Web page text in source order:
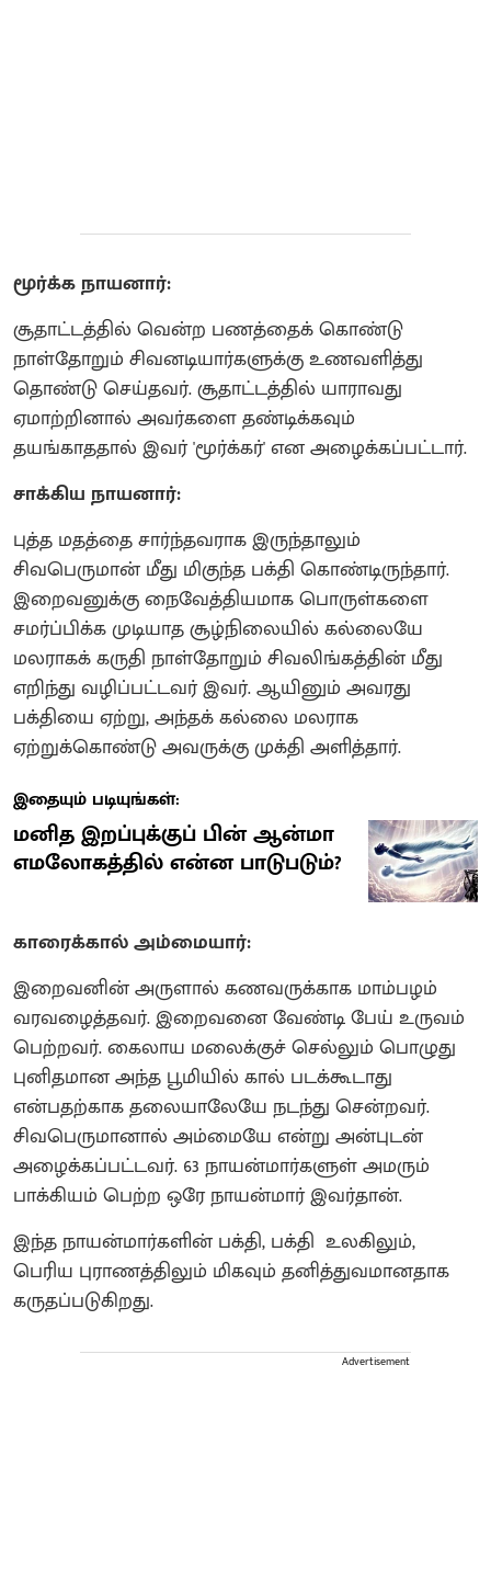
மூர்க்க நாயனார்:
சூதாட்டத்தில் வென்ற பணத்தைக் கொண்டு
நாள்தோறும் சிவனடியார்களுக்கு உணவளித்து
தொண்டு செய்தவர். சூதாட்டத்தில் யாராவது
ஏமாற்றினால் அவர்களை தண்டிக்கவும்
தயங்காததால் இவர் 'மூர்க்கர்' என அழைக்கப்பட்டார்.
சாக்கிய நாயனார்:
புத்த மதத்தை சார்ந்தவராக இருந்தாலும்
சிவபெருமான் மீது மிகுந்த பக்தி கொண்டிருந்தார்.
இறைவனுக்கு நைவேத்தியமாக பொருள்களை
சமர்ப்பிக்க முடியாத சூழ்நிலையில் கல்லையே
மலராகக் கருதி நாள்தோறும் சிவலிங்கத்தின் மீது
எறிந்து வழிப்பட்டவர் இவர். ஆயினும் அவரது
பக்தியை ஏற்று, அந்தக் கல்லை மலராக
ஏற்றுக்கொண்டு அவருக்கு முக்தி அளித்தார்.
இதையும் படியுங்கள்:
மனித இறப்புக்குப் பின் ஆன்மா
எமலோகத்தில் என்ன பாடுபடும்?
காரைக்கால் அம்மையார்:
இறைவனின் அருளால் கணவருக்காக மாம்பழம்
வரவழைத்தவர். இறைவனை வேண்டி பேய் உருவம்
பெற்றவர். கைலாய மலைக்குச் செல்லும் பொழுது
புனிதமான அந்த பூமியில் கால் படக்கூடாது
என்பதற்காக தலையாலேயே நடந்து சென்றவர்.
சிவபெருமானால் அம்மையே என்று அன்புடன்
அழைக்கப்பட்டவர். 63 நாயன்மார்களுள் அமரும்
பாக்கியம் பெற்ற ஒரே நாயன்மார் இவர்தான்.
இந்த நாயன்மார்களின் பக்தி, பக்தி உலகிலும்,
பெரிய புராணத்திலும் மிகவும் தனித்துவமானதாக
கருதப்படுகிறது.
Advertisement